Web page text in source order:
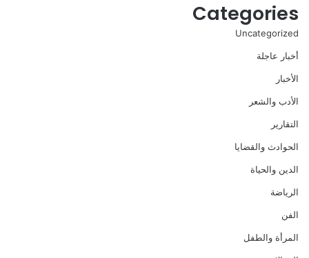
Categories
Uncategorized
أخبار عاجلة
الأخبار
الأدب والشعر
التقارير
الحوادث والقضايا
الدين والحياة
الرياضة
الفن
المرأة والطفل